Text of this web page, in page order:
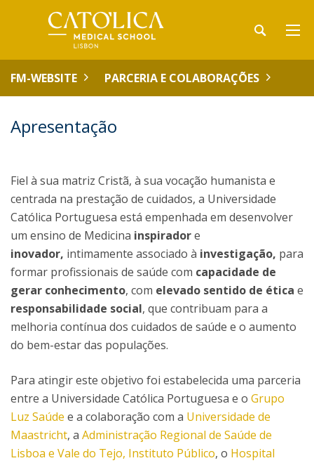
FM-WEBSITE PARCERIA E COLABORAÇÕES
Apresentação
Fiel à sua matriz Cristã, à sua vocação humanista e
centrada na prestação de cuidados, a Universidade
Católica Portuguesa está empenhada em desenvolver
um ensino de Medicina inspiradore
inovador, intimamente associado à investigação, para
formar profissionais de saúde com capacidade de
gerar conhecimento, com elevado sentido de ética e
responsabilidade social, que contribuam para a
melhoria contínua dos cuidados de saúde e o aumento
do bem-estar das populações.
Para atingir este objetivo foi estabelecida uma parceria
entre a Universidade Católica Portuguesa e o Grupo
Luz Saúde e a colaboração com a Universidade de
Maastricht, a Administração Regional de Saúde de
Lisboa e Vale do Tejo, Instituto Público, o Hospital